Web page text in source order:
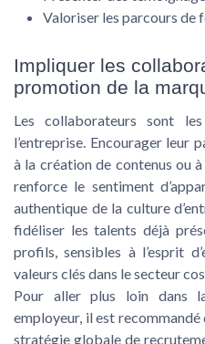
Valoriser les parcours de
Impliquer les
promotion de la
Les collaborateurs sont
l’entreprise. Encourager leur
à la création de contenus ou
renforce le sentiment
authentique de la culture
fidéliser les talents déjà
profils, sensibles à l’esprit
valeurs clés dans le secteur
Pour aller plus loin dans
employeur, il est recommandé
stratégie globale de